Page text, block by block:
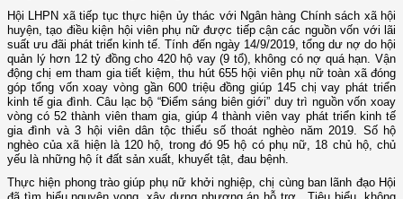
Hội LHPN xã tiếp tục thực hiện ủy thác với Ngân hàng Chính sách xã hội
huyện, tạo điều kiện hội viên phụ nữ được tiếp cận các nguồn vốn với lãi
suất ưu đãi phát triển kinh tế. Tính đến ngày 14/9/2019, tổng dư nợ do hội
quản lý hơn 12 tỷ đồng cho 420 hộ vay (9 tổ), không có nợ quá hạn. Vận
động chị em tham gia tiết kiệm, thu hút 655 hội viên phụ nữ toàn xã đóng
góp tổng vốn xoay vòng gần 600 triệu đồng giúp 145 chị vay phát triển
kinh tế gia đình. Câu lạc bộ “Điểm sáng biên giới” duy trì nguồn vốn xoay
vòng có 52 thành viên tham gia, giúp 4 thành viên vay phát triển kinh tế
gia đình và 3 hội viên dân tộc thiểu số thoát nghèo năm 2019. Số hộ
nghèo của xã hiện là 120 hộ, trong đó 95 hộ có phụ nữ, 18 chủ hộ, chủ
yếu là những hộ ít đất sản xuất, khuyết tật, đau bệnh.
Thực hiện phong trào giúp phụ nữ khởi nghiệp, chị cùng ban lãnh đạo Hội